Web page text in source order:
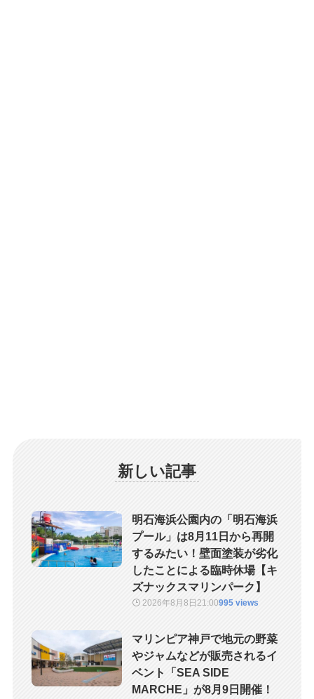
新しい記事
明石海浜公園内の「明石海浜
プール」は8月11日から再開
するみたい！壁面塗装が劣化
したことによる臨時休場【キ
ズナックスマリンパーク】
2026年8月8日21:00995 views
マリンピア神戸で地元の野菜
やジャムなどが販売されるイ
ベント「SEA SIDE
MARCHE」が8月9日開催！